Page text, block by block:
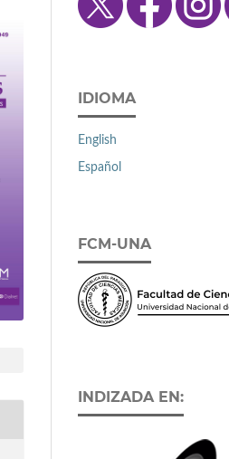
IDIOMA
English
Español
FCM-UNA
INDIZADA EN: